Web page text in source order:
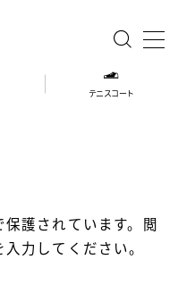
テニスコート
護されています。閲
力してください。